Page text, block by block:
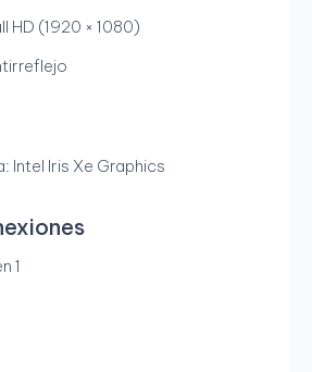
HD (1920 × 1080)
Intel Iris Xe Graphics
1